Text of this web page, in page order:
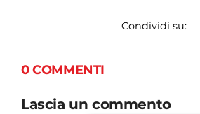
Condividi su:
0 COMMENTI
Lascia un commento